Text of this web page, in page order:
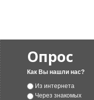
Опрос
Как Вы нашли нас?
Из интернета
Через знакомых